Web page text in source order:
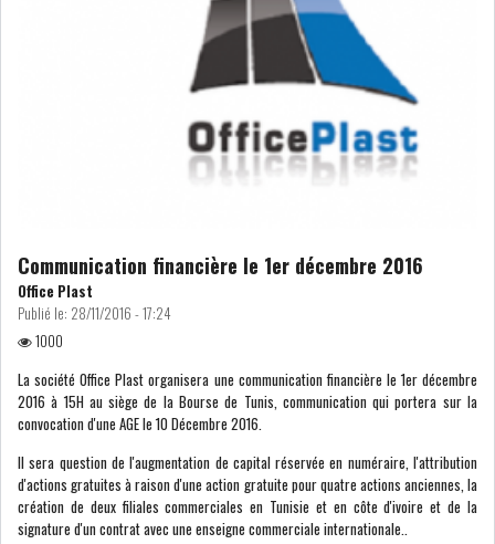
HAUSSE DES RÉSERVES DE
DEVISES À 97 JOUR...
CREUSE À NOUVEAU,...
IRADA : PREMIER APPEL À
FONDATION POUR L...
RSS
Communication financière le 1er décembre 2016
Office Plast
Publié le: 28/11/2016 - 17:24
1000
La société Office Plast organisera une communication financière le 1er décembre
2016 à 15H au siège de la Bourse de Tunis, communication qui portera sur la
convocation d'une AGE le 10 Décembre 2016.
Il sera question de l'augmentation de capital réservée en numéraire, l'attribution
d'actions gratuites à raison d'une action gratuite pour quatre actions anciennes, la
création de deux filiales commerciales en Tunisie et en côte d'ivoire et de la
signature d'un contrat avec une enseigne commerciale internationale..